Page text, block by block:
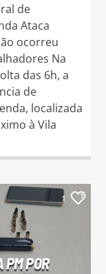
de
Ataca
ocorreu
Na
das 6h, a
de
localizada
à Vila
1
PM POR